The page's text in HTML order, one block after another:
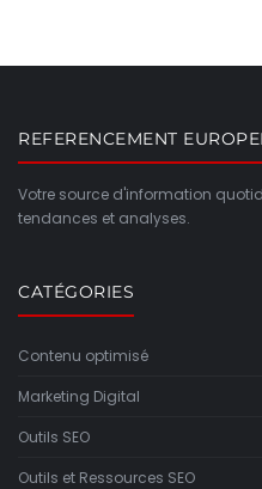
REFERENCEMENT
Votre source d'information
tendances et analyses.
CATÉGORIES
Contenu optimisé
Marketing Digital
Outils SEO
Outils et Ressources SEO